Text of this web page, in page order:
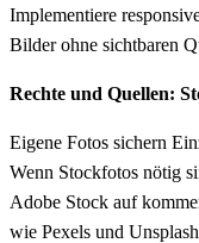
Implementiere
Bilder ohne sichtbaren
Rechte und Quellen:
Eigene Fotos sichern
Wenn Stockfotos nötig
Adobe Stock auf
wie Pexels und